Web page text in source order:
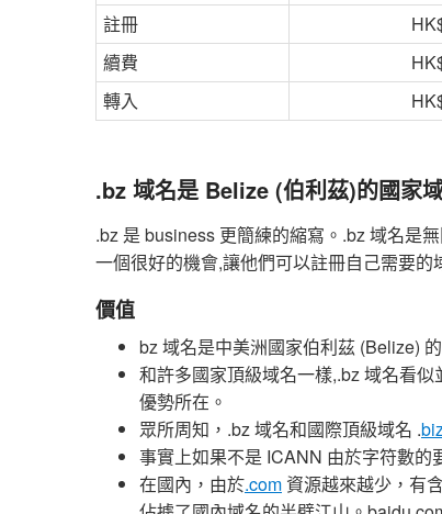
註冊
續費
轉入
.bz 域名是 Belize (伯利茲)的國家
.bz 是 business 更簡練的縮寫。.bz 域名是
一個很好的機會,讓他們可以註冊自己需要的
價值
bz 域名是中美洲國家伯利茲 (Belize)
和許多國家頂級域名一樣,.bz 域名看
優勢所在。
眾所周知，.bz 域名和國際頂級域名 .
事實上如果不是 ICANN 由於字符數的
在國內，由於.com 資源越來越少，有